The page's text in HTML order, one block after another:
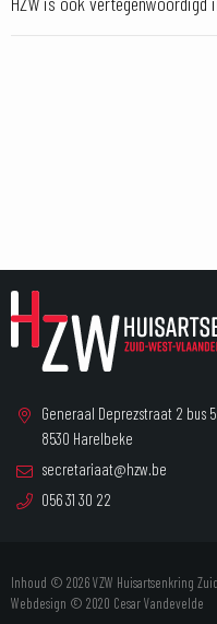
Generaal Deprezstraat 2 bus
8530 Harelbeke
secretariaat@hzw.be
056 31 30 22
Inhoud © 2026 VZW Huisartsenkring
Webdesign © 2020 Cesar Vandevelde